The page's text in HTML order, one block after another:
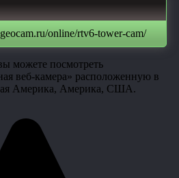
online/rtv6-tower-cam/
можете посмотреть
веб-камера» расположенную в
Америка, Америка, США.